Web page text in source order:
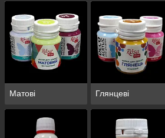
Матові Глянцеві